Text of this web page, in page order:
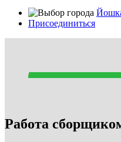
Присоединиться
Работа